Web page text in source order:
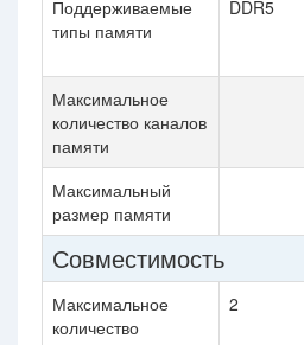
Поддерживаемые
типы памяти
DDR5
Максимальное
количество каналов
памяти
Максимальный
размер памяти
Совместимость
Максимальное
количество
2